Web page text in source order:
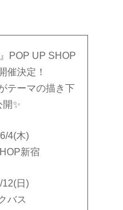
POP UP SHOP
催決定！
テーマの描き下
✨
4(木)
新宿
12(日)
バス